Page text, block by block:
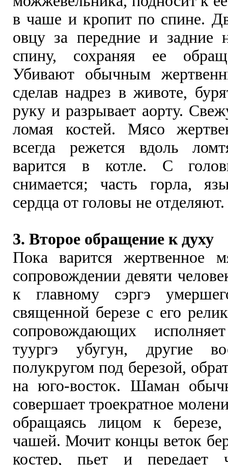
в чаше и кропит по спине.
овцу за передние и задние
спину, сохраняя ее
Убивают обычным
сделав надрез в животе,
руку и разрывает аорту.
ломая костей. Мясо
всегда режется вдоль
варится в котле. С
снимается; часть горла,
сердца от головы не отделяют.
3. Второе обращение к духу
Пока варится жертвенное
сопровождении девяти
к главному сэргэ
священной березе с его
сопровождающих
туургэ убугун, другие
полукругом под березой,
на юго-восток. Шаман
совершает троекратное
обращаясь лицом к березе,
чашей. Мочит концы веток
костер, пьет и передает